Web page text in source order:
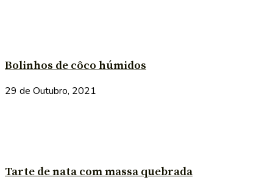
Bolinhos de côco húmidos
29 de Outubro, 2021
Tarte de nata com massa quebrada